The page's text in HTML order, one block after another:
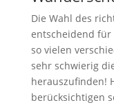
Die Wahl des
entscheidend für
so vielen
sehr schwierig
herauszufinden!
berücksichtigen